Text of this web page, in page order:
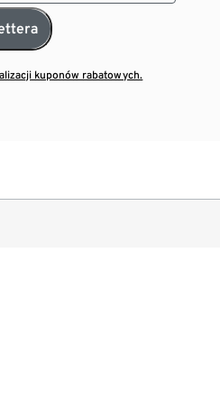
kuponów rabatowych.